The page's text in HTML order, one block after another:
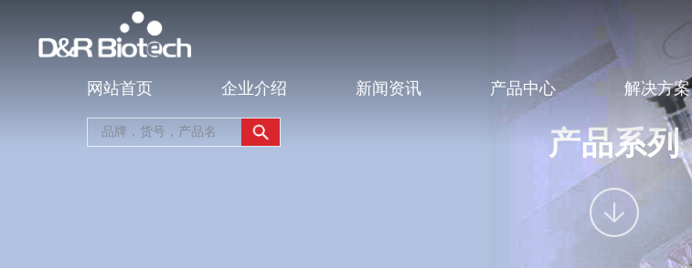
网站首页 企业介绍 新闻资讯 产品中心 解决方案
产品系列